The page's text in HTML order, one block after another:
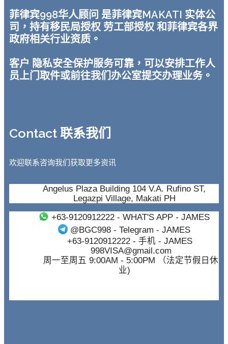
菲律宾998华人顾问 是菲律宾MAKATI 实体公
司，持有移民局授权 劳工部授权 和菲律宾各界
政府相关行业资质。
客户 隐私安全保护服务可靠，可以安排工作人
员上门取件或前往我们办公室提交办理业务。
Contact 联系我们
欢迎联系咨询我们获取更多资讯
Angelus Plaza Building 104 V.A. Rufino ST,
Legazpi Village, Makati PH
+63-9120912222- WHAT'S APP - JAMES
@BGC998 - Telegram - JAMES
+63-9120912222- 手机 - JAMES
998VISA@gmail.com
周一至周五 9:00AM - 5:00PM （法定节假日休
业)